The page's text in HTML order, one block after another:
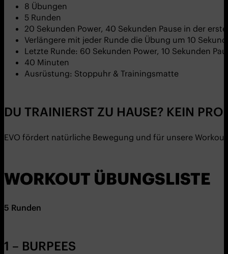
8 Übungen
5 Runden
20 Sekunden Power, 40 Sekunden Pause in der
Verlängere mit jeder Runde die Übung um 10
Letzte Runde: 60 Sekunden Power, 10 Sekunden
40 Minuten
Ausrüstung: Stoppuhr & Trainingsmatte
DU TRAINIERST ZU HAUSE? KEIN
EVO fördert natürliche Bewegung und für unsere
WORKOUT ÜBUNGSLISTE
5 Runden
1 – BURPEES